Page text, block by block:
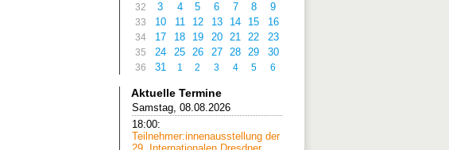
32 3 4 5 6 7 8 9
33 10 11 12 13 14 15 16
34 17 18 19 20 21 22 23
35 24 25 26 27 28 29 30
36 31 1 2 3 4 5 6
Aktuelle Termine
Samstag, 08.08.2026
18:00:
Teilnehmer:innenausstellung der